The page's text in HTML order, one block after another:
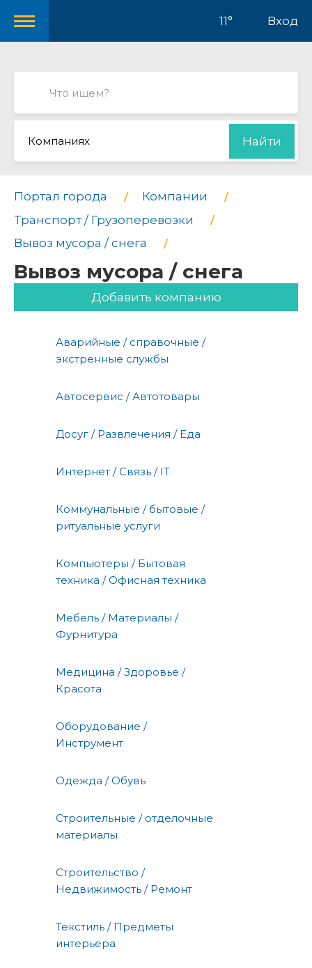
11° Вход
Компаниях Найти
Портал города
Компании
Транспорт / Грузоперевозки
Вывоз мусора / снега
Вывоз мусора / снега
Добавить компанию
Аварийные / справочные /
экстренные службы
Автосервис / Автотовары
Досуг / Развлечения / Еда
Интернет / Связь / IT
Коммунальные / бытовые /
ритуальные услуги
Компьютеры / Бытовая
техника / Офисная техника
Мебель / Материалы /
Фурнитура
Медицина / Здоровье /
Красота
Оборудование /
Инструмент
Одежда / Обувь
Строительные / отделочные
материалы
Строительство /
Недвижимость / Ремонт
Текстиль / Предметы
интерьера